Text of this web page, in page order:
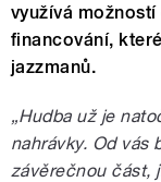
využívá
financování,
jazzmanů.
„Hudba už je
nahrávky. Od vás
závěrečnou část,